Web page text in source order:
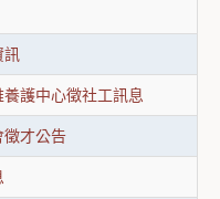
護中心徵社工訊息
徵才公告